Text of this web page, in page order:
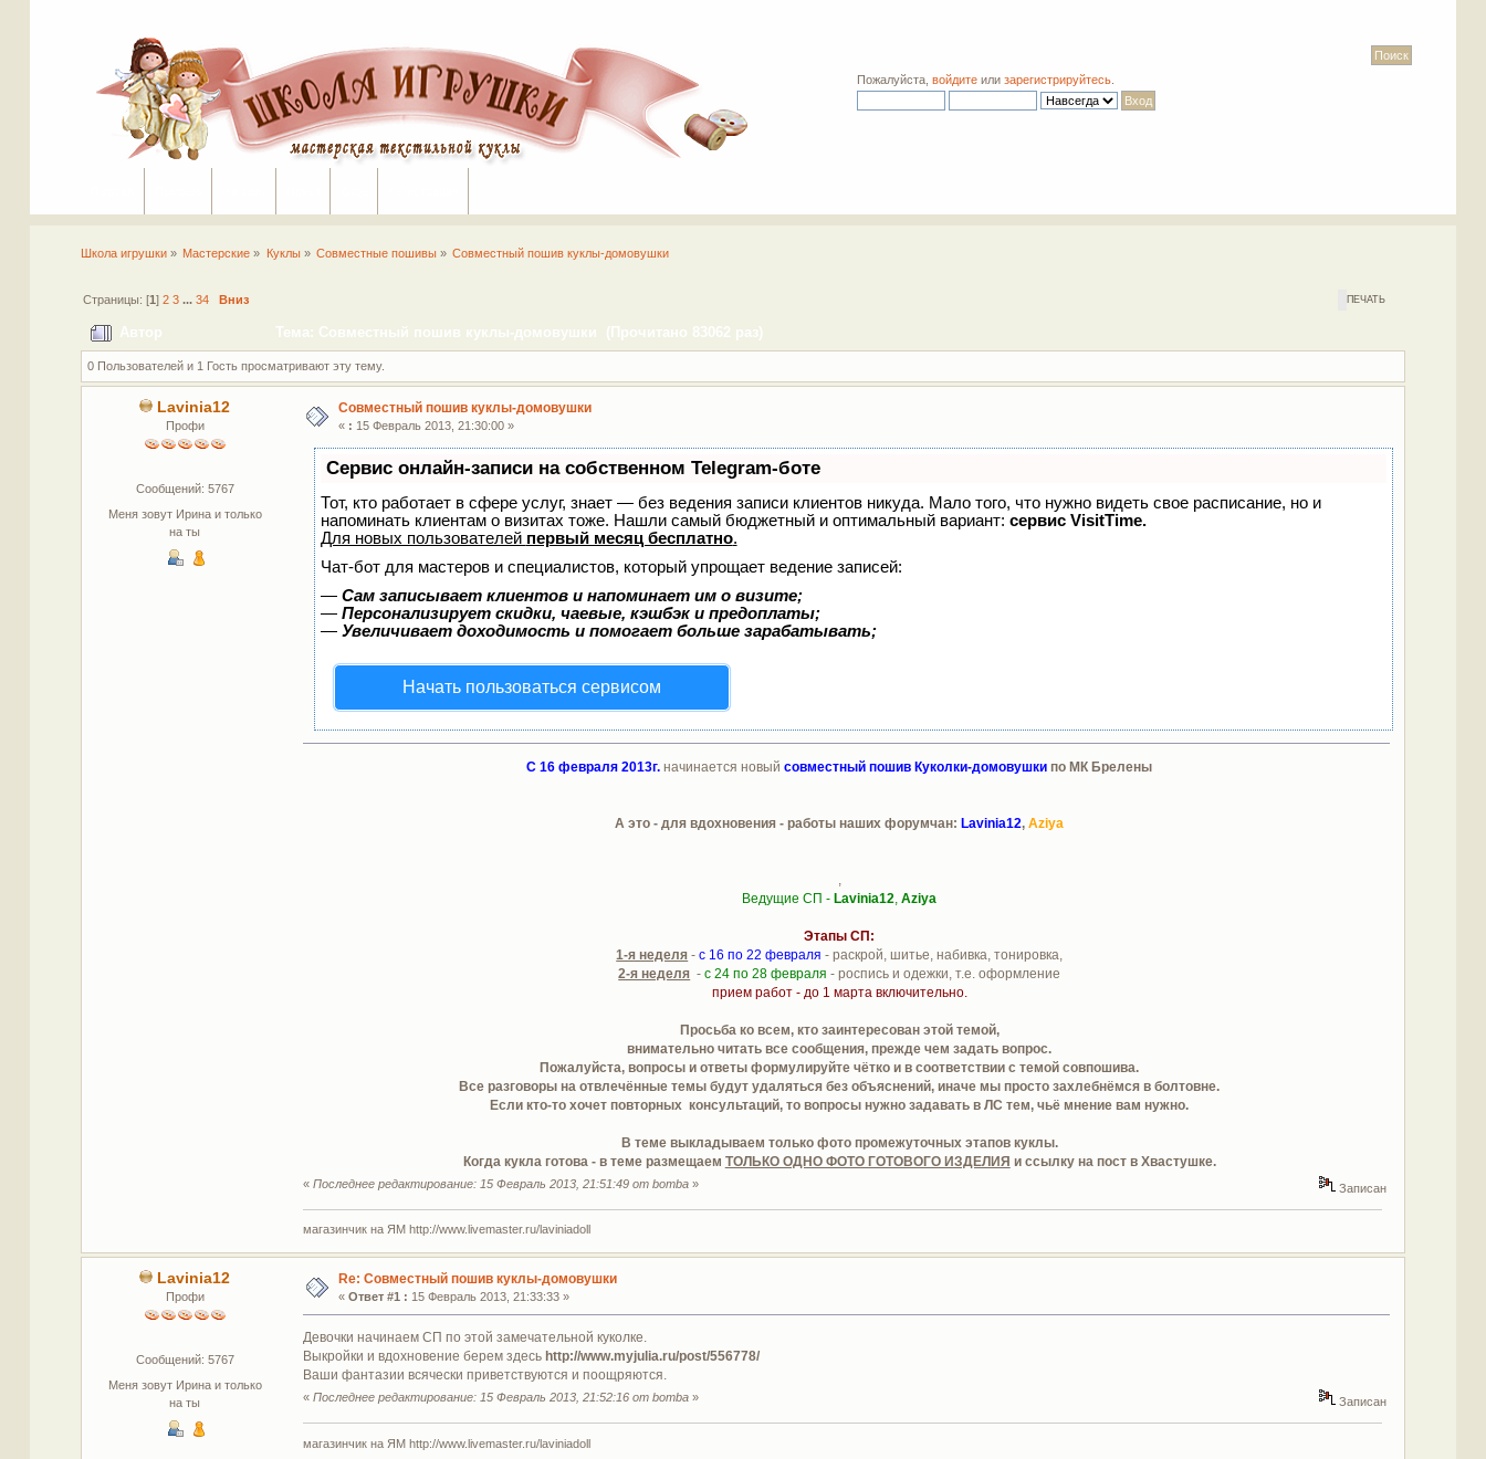
Пожалуйста,войдите илизарегистрируйтесь
Школа игрушки » Мастерские » Куклы» Совместные пошивы » Совместный пошив куклы-домовушки
ПЕЧАТЬ
Страницы: [1]2 3 ...34 Вниз
Автор Тема: Совместный пошив куклы-домовушки (Прочитано 83062 раз)
0 Пользователей и 1 Гость просматривают эту тему.
Lavinia12
Профи
Сообщений: 5767
Меня зовут Ирина и только
на ты
Совместный пошив куклы-домовушки
« : 15 Февраль 2013, 21:30:00 »
Сервис онлайн-записи на собственном Telegram-боте
Тот, кто работает в сфере услуг, знает — без ведения записи клиентов никуда. Мало того, что нужно видеть свое расписание, но и
напоминать клиентам о визитах тоже. Нашли самый бюджетный и оптимальный вариант: сервис VisitTime.
Для новых пользователей первый месяц бесплатно.
Чат-бот для мастеров и специалистов, который упрощает ведение записей:
— Сам записывает клиентов и напоминает им о визите;
— Персонализирует скидки, чаевые, кэшбэк и предоплаты;
— Увеличивает доходимость и помогает больше зарабатывать;
Начать пользоваться сервисом
С 16 февраля 2013г. начинается новыйсовместный пошив Куколки-домовушки по МК Брелены
А это - для вдохновения - работы наших форумчан:Lavinia12,Aziya
Ведущие СП -Lavinia12 ,Aziya
Этапы СП:
1-я неделя -с 16 по 22 февраля - раскрой, шитье, набивка, тонировка,
2-я неделя -с 24 по 28 февраля - роспись и одежки, т.е. оформление
прием работ - до 1 марта включительно.
Просьба ко всем, кто заинтересован этой темой,
внимательно читать все сообщения, прежде чем задать вопрос.
Пожалуйста, вопросы и ответы формулируйте чётко и в соответствии с темой совпошива.
Все разговоры на отвлечённые темы будут удаляться без объяснений, иначе мы просто захлебнёмся в болтовне.
Если кто-то хочет повторных консультаций, то вопросы нужно задавать в ЛС тем, чьё мнение вам нужно.
В теме выкладываем только фото промежуточных этапов куклы.
Когда кукла готова - в теме размещаем ТОЛЬКО ОДНО ФОТО ГОТОВОГО ИЗДЕЛИЯ и ссылку на пост в Хвастушке.
« Последнее редактирование: 15 Февраль 2013, 21:51:49 от bomba» Записан
магазинчик на ЯМ http://www.livemaster.ru/laviniadoll
Lavinia12
Профи
Сообщений: 5767
Меня зовут Ирина и только
на ты
Re: Совместный пошив куклы-домовушки
« Ответ #1 : 15 Февраль 2013, 21:33:33 »
Девочки начинаем СП по этой замечательной куколке.
Выкройки и вдохновение берем здесь http://www.myjulia.ru/post/556778/
Ваши фантазии всячески приветствуются и поощряются.
« Последнее редактирование: 15 Февраль 2013, 21:52:16 от bomba» Записан
магазинчик на ЯМ http://www.livemaster.ru/laviniadoll